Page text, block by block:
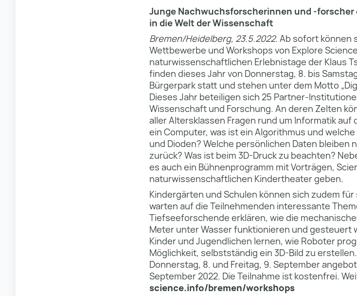
Junge Nachwuchsforscherinnen und -
in die Welt der Wissenschaft
Bremen/Heidelberg, 23.5.2022.Ab sofort können
Wettbewerbe und Workshops von Explore
naturwissenschaftlichen Erlebnistage der Klaus
finden dieses Jahr von Donnerstag, 8. bis
Bürgerpark statt und stehen unter dem Motto
Dieses Jahr beteiligen sich 25 Partner-
Wissenschaft und Forschung. An deren Zelten
aller Altersklassen Fragen rund um Informatik
ein Computer, was ist ein Algorithmus und
und Dioden? Welche persönlichen Daten bleiben
zurück? Was ist beim 3D-Druck zu beachten?
es auch ein Bühnenprogramm mit Vorträgen,
naturwissenschaftlichen Kindertheater geben.
Kindergärten und Schulen können sich zudem
warten auf die Teilnehmenden interessante
Tiefseeforschende erklären, wie die
Meter unter Wasser funktionieren und gesteuert
Kinder und Jugendlichen lernen, wie Roboter
Möglichkeit, selbstständig ein 3D-Bild zu
Donnerstag, 8. und Freitag, 9. September
September 2022. Die Teilnahme ist kostenfrei.
science.info/bremen/workshops